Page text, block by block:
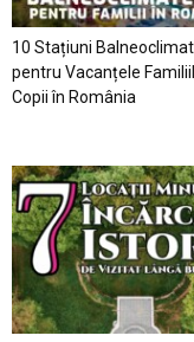
10 Stațiuni
pentru Vacanțele
Copii în România